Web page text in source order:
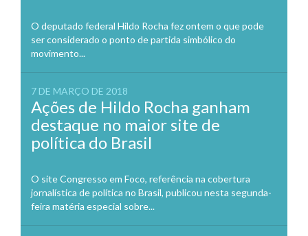
O deputado federal Hildo Rocha fez ontem o que pode
ser considerado o ponto de partida simbólico do
movimento...
7 DE MARÇO DE 2018
Ações de Hildo Rocha ganham
destaque no maior site de
política do Brasil
O site Congresso em Foco, referência na cobertura
jornalística de política no Brasil, publicou nesta segunda-
feira matéria especial sobre...